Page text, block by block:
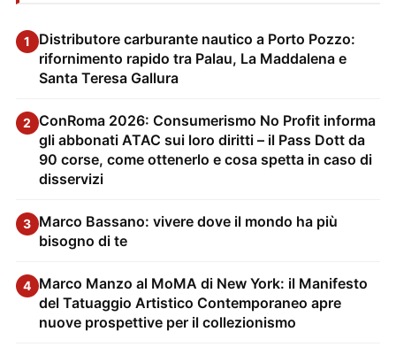
1
Distributore carburante nautico a Porto Pozzo:
rifornimento rapido tra Palau, La Maddalena e
Santa Teresa Gallura
2 ConRoma 2026: Consumerismo No Profit informa
gli abbonati ATAC sui loro diritti – il Pass Dott da
90 corse, come ottenerlo e cosa spetta in caso di
disservizi
3 Marco Bassano: vivere dove il mondo ha più
bisogno di te
4 Marco Manzo al MoMA di New York: il Manifesto
del Tatuaggio Artistico Contemporaneo apre
nuove prospettive per il collezionismo